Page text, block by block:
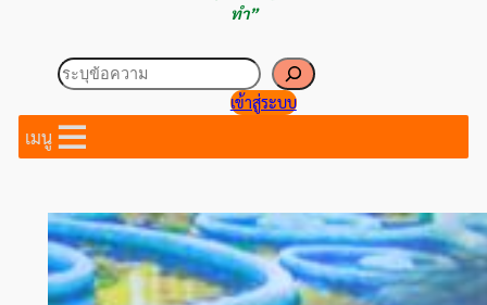
ทำ”
ค้นหา
เข้าสู่ระบบ
เมนู